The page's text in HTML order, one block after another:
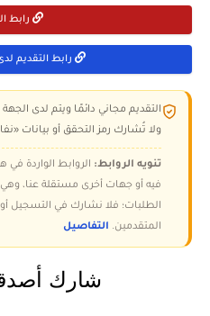
رابط
رابط التقديم
التقديم مجاني دائمًا ويتم لدى
ولا تُشارك رمز التحقق أو بيانات
تنويه الروابط: الروابط الواردة في
فيه أو جهات أخرى مستقلة عنا،
الطلبات؛ فلا نشارك في التسجيل أو
المتقدمين. التفاصيل
شارك